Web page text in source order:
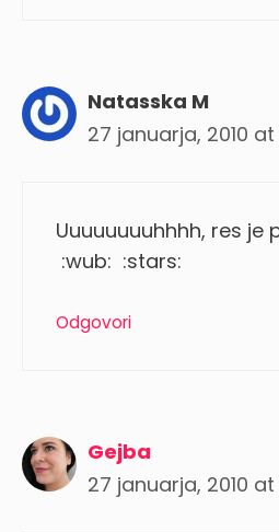
Natasska M
27 januarja, 2010 at
Uuuuuuuuhhhh, res je
:wub: :stars:
Odgovori
Gejba
27 januarja, 2010